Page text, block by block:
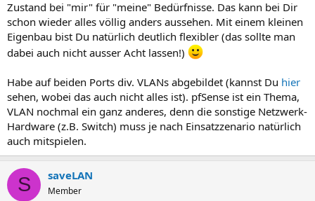
Zustand bei "mir" für "meine" Bedürfnisse. Das kann bei Dir
schon wieder alles völlig anders aussehen. Mit einem kleinen
Eigenbau bist Du natürlich deutlich flexibler (das sollte man
dabei auch nicht ausser Acht lassen!)
Habe auf beiden Ports div. VLANs abgebildet (kannst Du hier
sehen, wobei das auch nicht alles ist). pfSense ist ein Thema,
VLAN nochmal ein ganz anderes, denn die sonstige Netzwerk-
Hardware (z.B. Switch) muss je nach Einsatzzenario natürlich
auch mitspielen.
S saveLAN
Member